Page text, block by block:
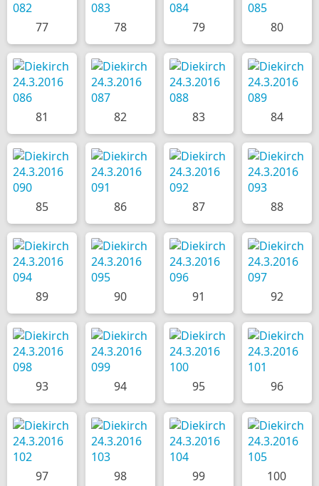
77 78 79 80
81 82 83 84
85 86 87 88
89 90 91 92
93 94 95 96
97 98 99 100